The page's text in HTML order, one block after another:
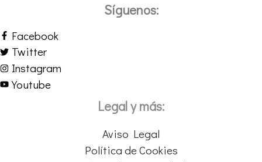
Síguenos:
Facebook
Twitter
Instagram
Youtube
Legal y más:
Aviso Legal
Política de Cookies